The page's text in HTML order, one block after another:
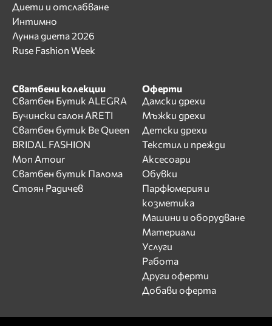
Диети и отслабване
Интимно
Лунна диета 2026
Ruse Fashion Week
Сватбени колекции
Сватбен Бутик ALEGRA
Бучински салон ARETI
Сватбен бутик Be Queen
BRIDAL FASHION
Mon Amour
Сватбен бутик Палома
Стоян Радичев
Оферти
Дамски дрехи
Мъжки дрехи
Детски дрехи
Текстил и прежди
Аксесоари
Обувки
Парфюмерия и
козметика
Машини и оборудване
Материали
Услуги
Работа
Други оферти
Добави оферта